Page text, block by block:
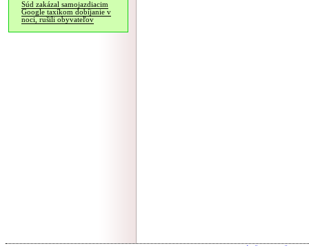
Súd zakázal samojazdiacim
Google taxíkom dobíjanie v
noci, rušili obyvateľov